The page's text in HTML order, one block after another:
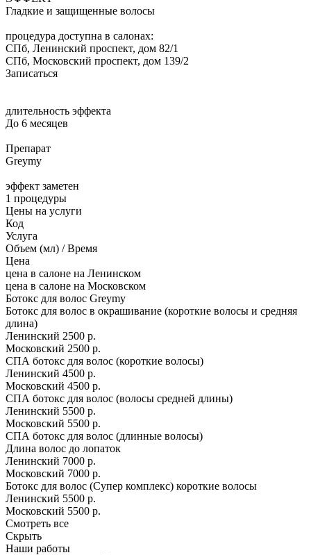
Гладкие и защищенные волосы
процедура доступна в салонах:
СПб, Ленинский проспект, дом 82/1
СПб, Московский проспект, дом 139/2
Записаться
длительность эффекта
До 6 месяцев
Препарат
Greymy
эффект заметен
1 процедуры
Цены на услуги
Код
Услуга
Объем (мл) / Время
Цена
цена в салоне на Ленинском
цена в салоне на Московском
Ботокс для волос Greymy
Ботокс для волос в окрашивание (короткие волосы и средняя
длина)
Ленинский 2500 р.
Московский 2500 р.
СПА ботокс для волос (короткие волосы)
Ленинский 4500 р.
Московский 4500 р.
СПА ботокс для волос (волосы средней длины)
Ленинский 5500 р.
Московский 5500 р.
СПА ботокс для волос (длинные волосы)
Длина волос до лопаток
Ленинский 7000 р.
Московский 7000 р.
Ботокс для волос (Супер комплекс) короткие волосы
Ленинский 5500 р.
Московский 5500 р.
Смотреть все
Скрыть
Наши работы